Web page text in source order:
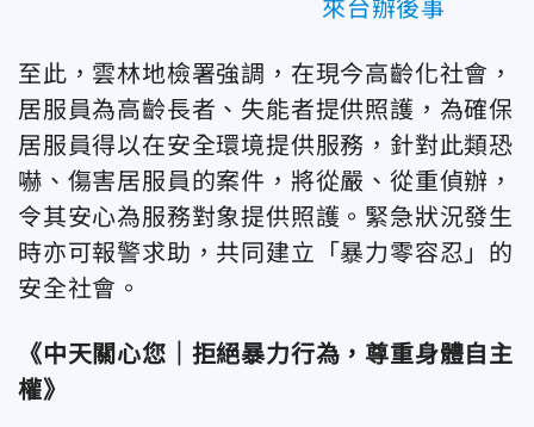
來台辦後事
至此，雲林地檢署強調，在現今高齡化社會，
居服員為高齡長者、失能者提供照護，為確保
居服員得以在安全環境提供服務，針對此類恐
嚇、傷害居服員的案件，將從嚴、從重偵辦，
令其安心為服務對象提供照護。緊急狀況發生
時亦可報警求助，共同建立「暴力零容忍」的
安全社會。
《中天關心您｜拒絕暴力行為，尊重身體自主
權》